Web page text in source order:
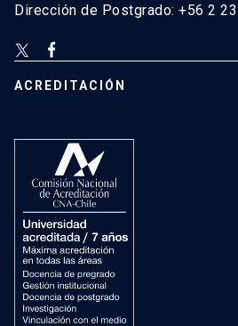
Dirección de Postgrado: +56 2
ACREDITACIÓN